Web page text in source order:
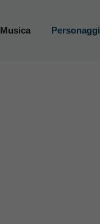
Musica Personaggi